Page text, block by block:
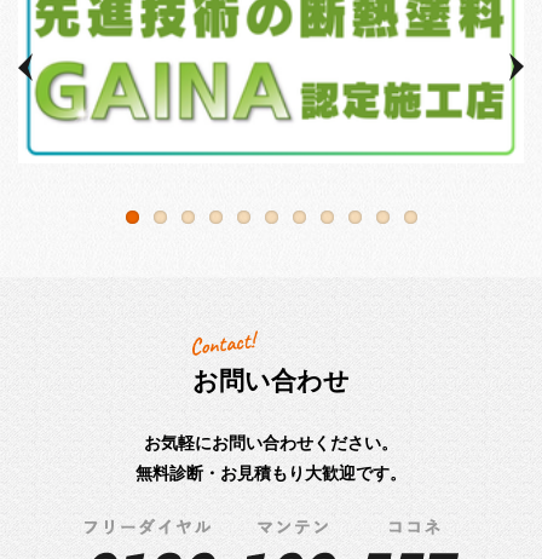
お問い合わせ
お気軽にお問い合わせください。
無料診断・お見積もり大歓迎です。